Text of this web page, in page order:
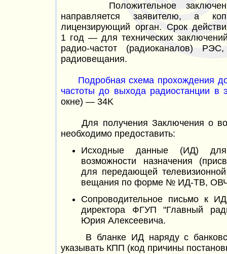
Положительное заключение
направляется заявителю, а
лицензирующий орган. Срок
1 год — для технических
радио-частот (радиоканалов)
радиовещания.
Подробная схема прохождения
частоты до выхода радиостанции в
окне) — 34K
Для получения Заключения о
необходимо предоставить:
Исходные данные (ИД) для
возможности назначения
для передающей
вещания по форме № ИД-ТВ,
Сопроводительное письмо к
директора ФГУП "Главный
Юрия Алексеевича.
В бланке ИД наряду с
указывать КПП (код причины